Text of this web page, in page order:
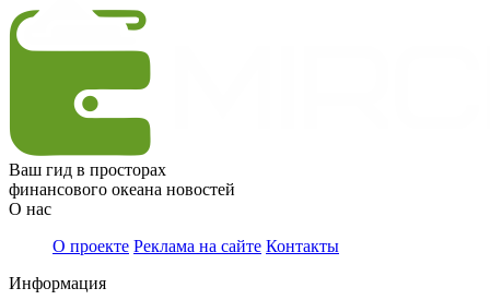
Ваш гид в просторах
финансового океана новостей
О нас
О проекте Реклама на сайте Контакты
Информация